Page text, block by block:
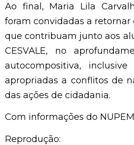
Ao final, Maria Lila
foram convidadas a retornar
que contribuam junto aos
CESVALE, no
autocompositiva,
apropriadas a conflitos de
das ações de cidadania.
Com informações do
Reprodução: